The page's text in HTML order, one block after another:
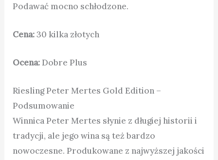
Podawać mocno schłodzone.
Cena:30 kilka złotych
Ocena: Dobre Plus
Riesling Peter Mertes Gold Edition –
Podsumowanie
Winnica Peter Mertes słynie z długiej historii i
tradycji, ale jego wina są też bardzo
nowoczesne. Produkowane z najwyższej jakości